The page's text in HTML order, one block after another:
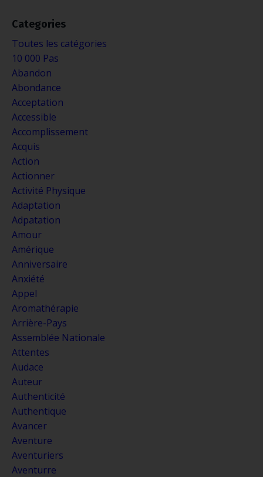
Categories
Toutes les catégories
10 000 Pas
Abandon
Abondance
Acceptation
Accessible
Accomplissement
Acquis
Action
Actionner
Activité Physique
Adaptation
Adpatation
Amour
Amérique
Anniversaire
Anxiété
Appel
Aromathérapie
Arrière-Pays
Assemblée Nationale
Attentes
Audace
Auteur
Authenticité
Authentique
Avancer
Aventure
Aventuriers
Aventurre